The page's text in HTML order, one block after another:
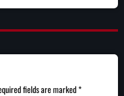
fields are marked *